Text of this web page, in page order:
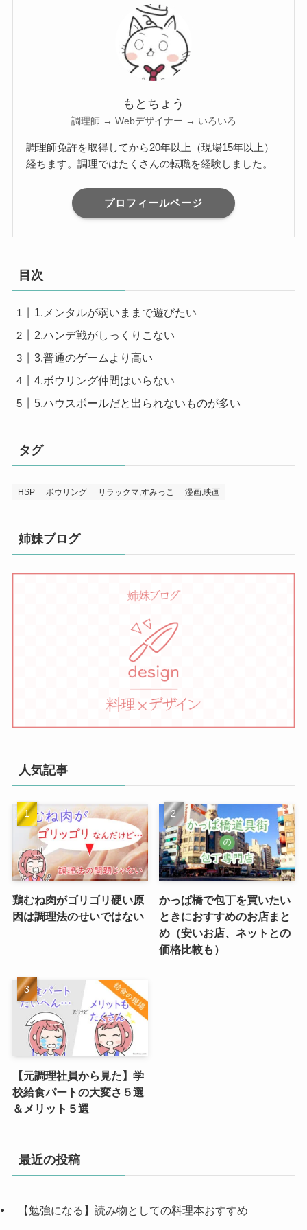
もとちょう
調理師 → Webデザイナー → いろいろ
調理師免許を取得してから20年以上（現場15年以上）
経ちます。調理ではたくさんの転職を経験しました。
プロフィールページ
目次
1.メンタルが弱いままで遊びたい
2.ハンデ戦がしっくりこない
3.普通のゲームより高い
4.ボウリング仲間はいらない
5.ハウスボールだと出られないものが多い
タグ
HSP ボウリング リラックマ,すみっこ 漫画,映画
姉妹ブログ
人気記事
鶏むね肉がゴリゴリ硬い原
因は調理法のせいではない
かっぱ橋で包丁を買いたい
ときにおすすめのお店まと
め（安いお店、ネットとの
価格比較も）
【元調理社員から見た】学
校給食パートの大変さ５選
＆メリット５選
最近の投稿
【勉強になる】読み物としての料理本おすすめ